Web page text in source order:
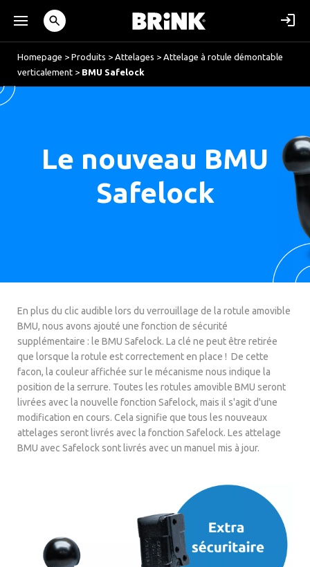
Homepage > Produits > Attelages > Attelage à rotule démontable
verticalement > BMU Safelock
Le nouveau BMU
Safelock
En plus du clic audible lors du verrouillage de la rotule amovible
BMU, nous avons ajouté une fonction de sécurité
supplémentaire : le BMU Safelock. La clé ne peut être retirée
que lorsque la rotule est correctement en place ! De cette
facon, la couleur affichée sur le mécanisme nous indique la
position de la serrure. Toutes les rotules amovible BMU seront
livrées avec la nouvelle fonction Safelock, mais il s'agit d'une
modification en cours. Cela signifie que tous les nouveaux
attelages seront livrés avec la fonction Safelock. Les attelage
BMU avec Safelock sont livrés avec un manuel mis à jour.